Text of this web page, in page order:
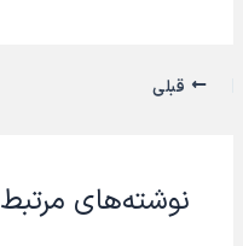
قبلی
نوشته‌های مرتبط